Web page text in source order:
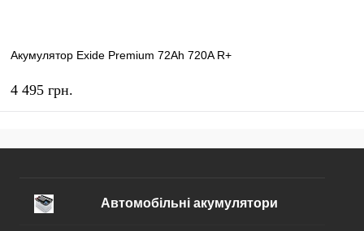
Акумулятор Exide Premium 72Ah 720A R+
4 495 грн.
Автомобільні акумулятори